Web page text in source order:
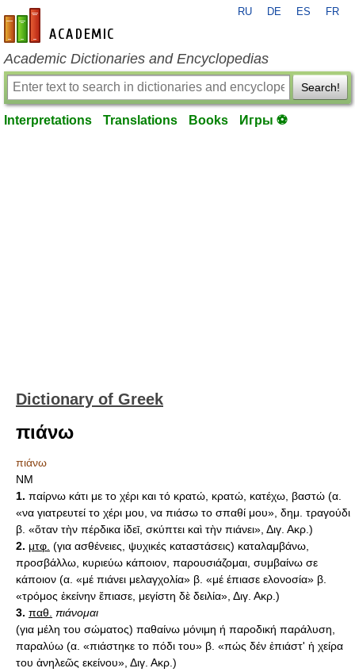
en-academic.com
RU DE ES FR
Academic Dictionaries and Encyclopedias
Search!
Interpretations Translations Books Игры ⚽
Dictionary of Greek
πιάνω
πιάνω
ΝΜ
1. παίρνω κάτι με το χέρι και τό κρατώ, κρατώ, κατέχω, βαστώ (α.
«να γιατρευτεί το χέρι μου, να πιάσω το σπαθί μου», δημ. τραγούδι
β. «ὅταν τὴν πέρδικα ἰδεῑ, σκύπτει καὶ τὴν πιάνει», Διγ. Ακρ.)
2. μτφ. (για ασθένειες, ψυχικές καταστάσεις) καταλαμβάνω,
προσβάλλω, κυριεύω κάποιον, παρουσιάζομαι, συμβαίνω σε
κάποιον (α. «μέ πιάνει μελαγχολία» β. «μέ έπιασε ελονοσία» β.
«τρόμος ἐκείνην ἔπιασε, μεγίστη δὲ δειλία», Διγ. Ακρ.)
3. παθ.
πιάνομαι
(για μέλη του σώματος) παθαίνω μόνιμη ή παροδική παράλυση,
παραλύω (α. «πιάστηκε το πόδι του» β. «πώς δέν ἐπιάστ' ἡ χείρα
του ἀνηλεῶς εκείνου», Διγ. Ακρ.)